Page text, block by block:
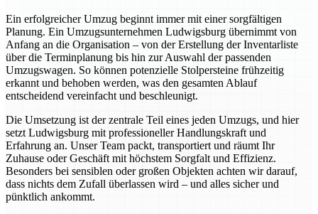
Ein erfolgreicher Umzug beginnt immer mit einer sorgfältigen
Planung. Ein Umzugsunternehmen Ludwigsburg übernimmt von
Anfang an die Organisation – von der Erstellung der Inventarliste
über die Terminplanung bis hin zur Auswahl der passenden
Umzugswagen. So können potenzielle Stolpersteine frühzeitig
erkannt und behoben werden, was den gesamten Ablauf
entscheidend vereinfacht und beschleunigt.
Die Umsetzung ist der zentrale Teil eines jeden Umzugs, und hier
setzt Ludwigsburg mit professioneller Handlungskraft und
Erfahrung an. Unser Team packt, transportiert und räumt Ihr
Zuhause oder Geschäft mit höchstem Sorgfalt und Effizienz.
Besonders bei sensiblen oder großen Objekten achten wir darauf,
dass nichts dem Zufall überlassen wird – und alles sicher und
pünktlich ankommt.